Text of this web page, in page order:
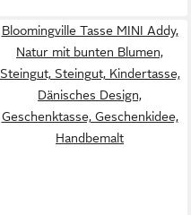
Bloomingville Tasse MINI Addy,
Natur mit bunten Blumen,
Steingut, Steingut, Kindertasse,
Dänisches Design,
Geschenktasse, Geschenkidee,
Handbemalt